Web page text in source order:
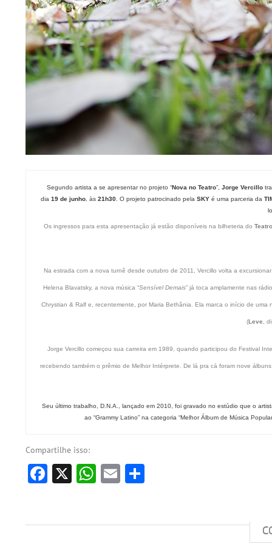
Segundo artista a se apresentar no projeto “Nova no Teatro”, Jorge Vercillo
dia 19 de junho, às 21h30. O projeto patrocinado pela SKYé uma parceria da
Os ingressos para esta apresentação já estão disponíveis na bilheteria do
Na estrada com a nova turnê desde outubro de 2011, Vercillo volta a
Helena Blavatsky, a nova música “Sensível Demais” já toca amplamente nas
Chrystian & Ralf e, recentemente, por Maria Bethânia. Ela marca o início de
(Leve ,
Jorge Vercillo começou sua carreira em 1989, quando participou do Festival
recebendo também o prêmio de Melhor Intérprete. De lá pra cá foram nove
Seu último trabalho, D.N.A., lançado em 2010, foi gravado no estúdio que o
ao “Grammy Latino” na categoria “Melhor Álbum de Música
Compartilhe isso:
Facebook
X WhatsApp
Email